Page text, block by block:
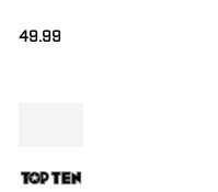
49.99